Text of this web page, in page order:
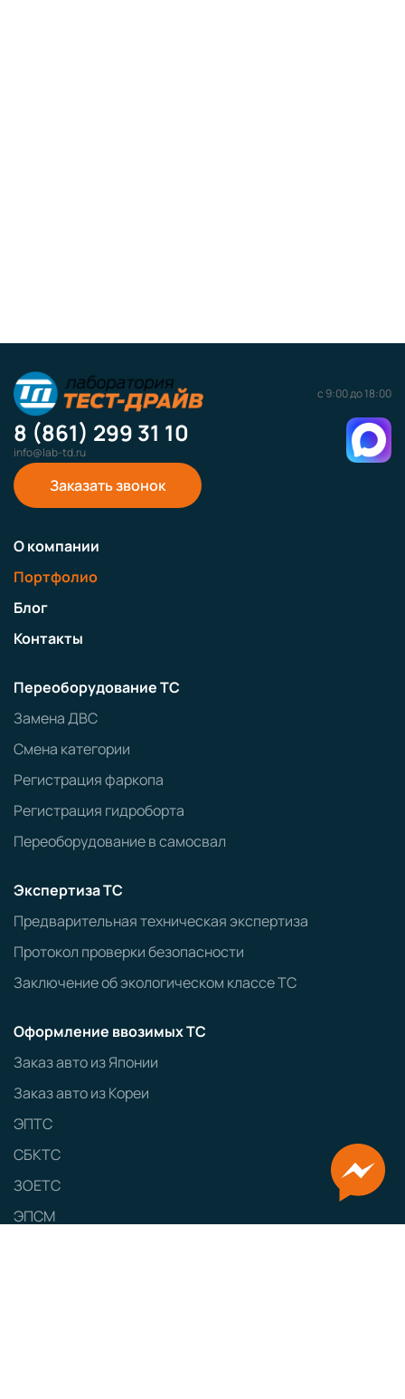
с 9:00 до 18:00
8 (861) 299 31 10
info@lab-td.ru
Заказать звонок
О компании
Портфолио
Блог
Контакты
Переоборудование ТС
Замена ДВС
Смена категории
Регистрация фаркопа
Регистрация гидроборта
Переоборудование в самосвал
Экспертиза ТС
Предварительная техническая экспертиза
Протокол проверки безопасности
Заключение об экологическом классе ТС
Оформление ввозимых ТС
Заказ авто из Японии
Заказ авто из Кореи
ЭПТС
СБКТС
ЗОЕТС
ЭПСМ